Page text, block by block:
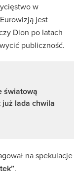
w
jest
Dion po latach
publiczność.
światową
lada chwila
na spekulacje
.